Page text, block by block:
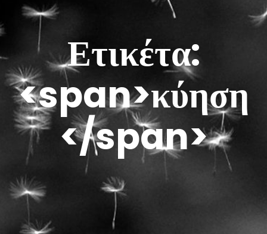
Ετικέτα:
<span>κύηση
</span>